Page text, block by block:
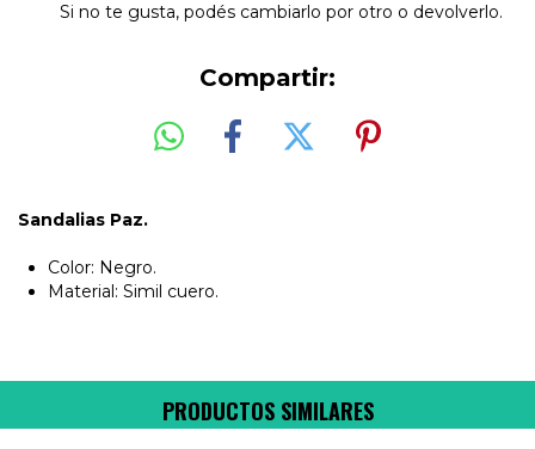
Si no te gusta, podés cambiarlo por otro o devolverlo.
Compartir:
Sandalias Paz.
Color: Negro.
Material: Simil cuero.
PRODUCTOS SIMILARES